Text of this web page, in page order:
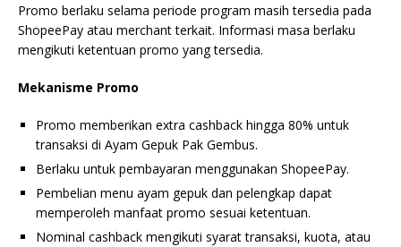
Promo berlaku selama periode program masih tersedia pada
ShopeePay atau merchant terkait. Informasi masa berlaku
mengikuti ketentuan promo yang tersedia.
Mekanisme Promo
Promo memberikan extra cashback hingga 80% untuk
transaksi di Ayam Gepuk Pak Gembus.
Berlaku untuk pembayaran menggunakan ShopeePay.
Pembelian menu ayam gepuk dan pelengkap dapat
memperoleh manfaat promo sesuai ketentuan.
Nominal cashback mengikuti syarat transaksi, kuota, atau